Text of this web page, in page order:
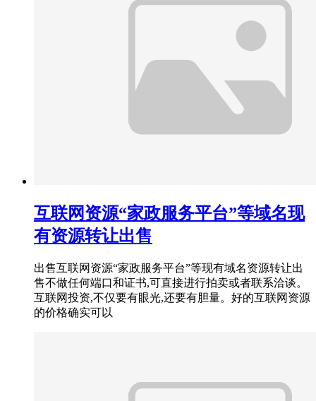
互联网资源“家政服务平台”等域名现
有资源转让出售
出售互联网资源“家政服务平台”等现有域名资源转让出
售不做任何端口和证书,可直接进行拍卖或者联系洽谈。
互联网投资,不仅要有眼光,还要有胆量。好的互联网资源
的价格确实可以